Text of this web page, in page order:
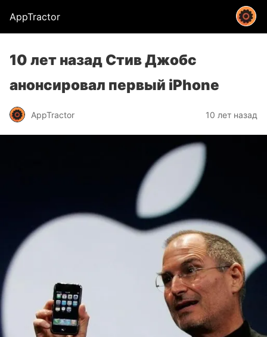
AppTractor
10 лет назад Стив Джобс
анонсировал первый iPhone
AppTractor 10 лет назад